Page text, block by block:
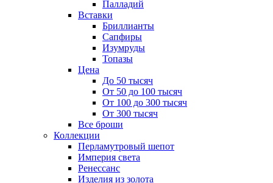
Палладий
Вставки
Бриллианты
Сапфиры
Изумруды
Топазы
Цена
До 50 тысяч
От 50 до 100 тысяч
От 100 до 300 тысяч
От 300 тысяч
Все броши
Коллекции
Перламутровый шепот
Империя света
Ренессанс
Изделия из золота